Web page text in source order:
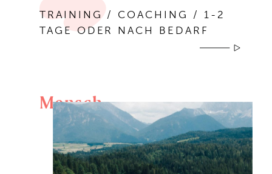
TRAINING / COACHING / 1-2
TAGE ODER NACH BEDARF
Mensch